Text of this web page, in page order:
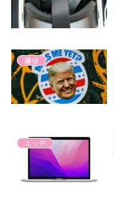
嫌儲
エッヂ